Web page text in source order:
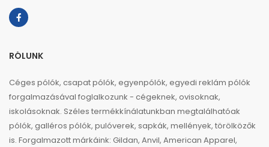
RÓLUNK
Céges pólók, csapat pólók, egyenpólók, egyedi reklám pólók
forgalmazásával foglalkozunk - cégeknek, ovisoknak,
iskolásoknak. Széles termékkínálatunkban megtalálhatóak
pólók, galléros pólók, pulóverek, sapkák, mellények, törölközők
is. Forgalmazott márkáink: Gildan, Anvil, American Apparel,